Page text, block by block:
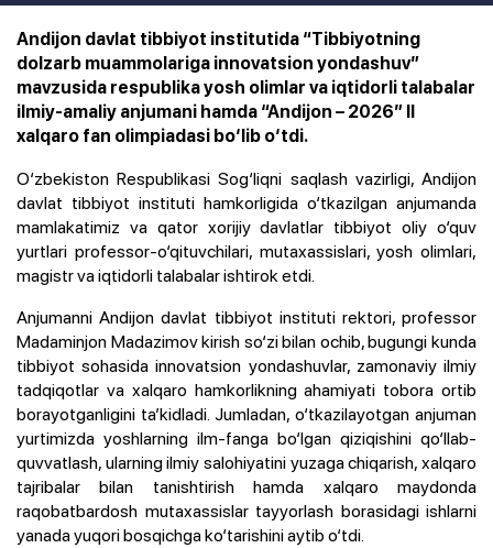
Andijon davlat tibbiyot institutida “Tibbiyotning
dolzarb muammolariga innovatsion yondashuv”
mavzusida respublika yosh olimlar va iqtidorli talabalar
ilmiy-amaliy anjumani hamda “Andijon – 2026” II
xalqaro fan olimpiadasi bo‘lib o‘tdi.
O‘zbekiston Respublikasi Sog‘liqni saqlash vazirligi, Andijon
davlat tibbiyot instituti hamkorligida o‘tkazilgan anjumanda
mamlakatimiz va qator xorijiy davlatlar tibbiyot oliy o‘quv
yurtlari professor-o‘qituvchilari, mutaxassislari, yosh olimlari,
magistr va iqtidorli talabalar ishtirok etdi.
Anjumanni Andijon davlat tibbiyot instituti rektori, professor
Madaminjon Madazimov kirish so‘zi bilan ochib, bugungi kunda
tibbiyot sohasida innovatsion yondashuvlar, zamonaviy ilmiy
tadqiqotlar va xalqaro hamkorlikning ahamiyati tobora ortib
borayotganligini ta’kidladi. Jumladan, o‘tkazilayotgan anjuman
yurtimizda yoshlarning ilm-fanga bo‘lgan qiziqishini qo‘llab-
quvvatlash, ularning ilmiy salohiyatini yuzaga chiqarish, xalqaro
tajribalar bilan tanishtirish hamda xalqaro maydonda
raqobatbardosh mutaxassislar tayyorlash borasidagi ishlarni
yanada yuqori bosqichga ko‘tarishini aytib o‘tdi.